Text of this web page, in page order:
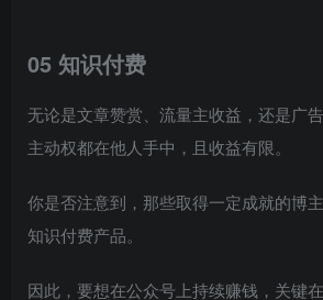
05 知识付费
无论是文章赞赏、流量主收益，还是广
主动权都在他人手中，且收益有限。
你是否注意到，那些取得一定成就的博
知识付费产品。
因此，要想在公众号上持续赚钱，关键